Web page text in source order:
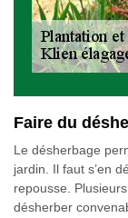
Faire du
Le désherbage
jardin. Il faut s’en
repousse.
désherber